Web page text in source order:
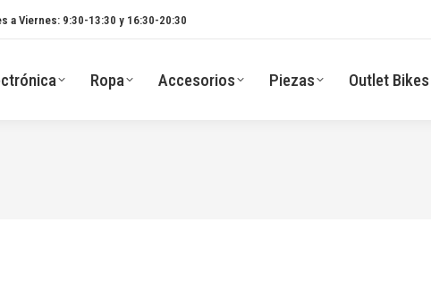
a Viernes: 9:30-13:30 y 16:30-20:30
Ropa Accesorios Piezas Outlet Bikes